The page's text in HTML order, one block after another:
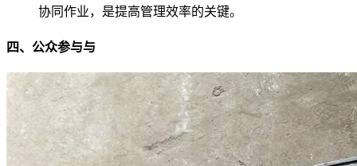
协同作业，是提高管理效率的关键。
四、公众参与与